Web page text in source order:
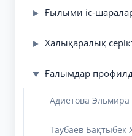
▶ Ғылыми іс-
▶ Халықаралық
▼ Ғалымдар
Адиетова
Таубаев Бақтыбек